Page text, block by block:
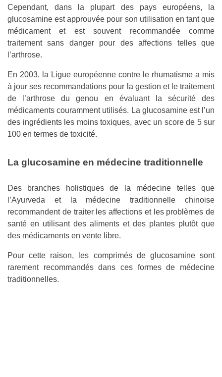
Cependant, dans la plupart des pays européens, la
glucosamine est approuvée pour son utilisation en tant que
médicament et est souvent recommandée comme
traitement sans danger pour des affections telles que
l’arthrose.
En 2003, la Ligue européenne contre le rhumatisme a mis
à jour ses recommandations pour la gestion et le traitement
de l’arthrose du genou en évaluant la sécurité des
médicaments couramment utilisés. La glucosamine est l’un
des ingrédients les moins toxiques, avec un score de 5 sur
100 en termes de toxicité.
La glucosamine en médecine traditionnelle
Des branches holistiques de la médecine telles que
l’Ayurveda et la médecine traditionnelle chinoise
recommandent de traiter les affections et les problèmes de
santé en utilisant des aliments et des plantes plutôt que
des médicaments en vente libre.
Pour cette raison, les comprimés de glucosamine sont
rarement recommandés dans ces formes de médecine
traditionnelles.